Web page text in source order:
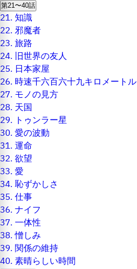
第21〜40話
21.知識
22.邪魔者
23.旅路
24. 旧世界の友人
25. 日本家屋
26. 時速千六百六十九キロメートル
27. モノの見方
28. 天国
29. トゥンラー星
30.愛の波動
31.運命
32.欲望
33.愛
34.恥ずかしさ
35.仕事
36.ナイフ
37.一体性
38.憎しみ
39.関係の維持
40.素晴らしい時間